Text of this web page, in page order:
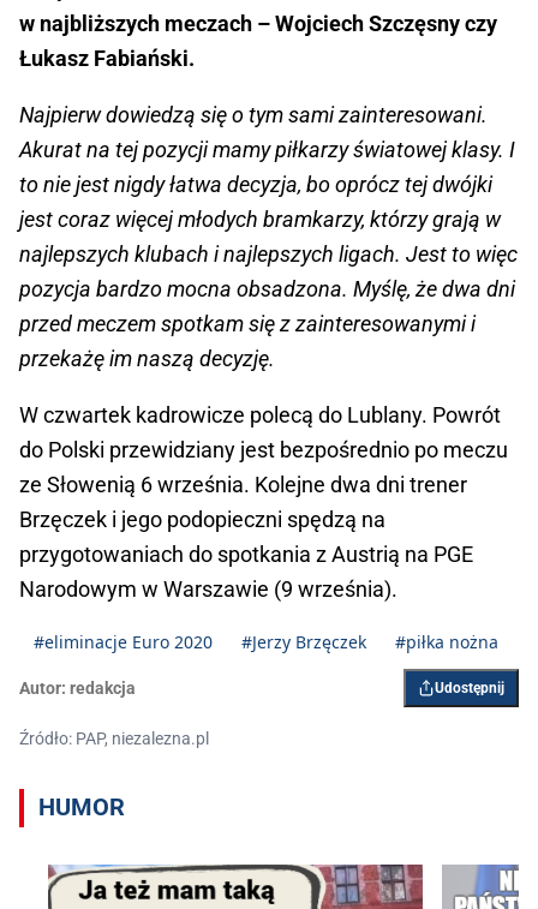
w najbliższych meczach – Wojciech Szczęsny czy
Łukasz Fabiański.
Najpierw dowiedzą się o tym sami zainteresowani.
Akurat na tej pozycji mamy piłkarzy światowej klasy. I
to nie jest nigdy łatwa decyzja, bo oprócz tej dwójki
jest coraz więcej młodych bramkarzy, którzy grają w
najlepszych klubach i najlepszych ligach. Jest to więc
pozycja bardzo mocna obsadzona. Myślę, że dwa dni
przed meczem spotkam się z zainteresowanymi i
przekażę im naszą decyzję.
W czwartek kadrowicze polecą do Lublany. Powrót
do Polski przewidziany jest bezpośrednio po meczu
ze Słowenią 6 września. Kolejne dwa dni trener
Brzęczek i jego podopieczni spędzą na
przygotowaniach do spotkania z Austrią na PGE
Narodowym w Warszawie (9 września).
#eliminacje Euro 2020 #Jerzy Brzęczek #piłka nożna
Autor: redakcja Udostępnij
Źródło: PAP, niezalezna.pl
HUMOR